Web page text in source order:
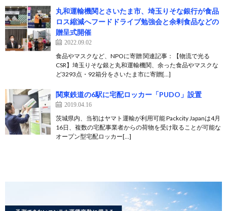
丸和運輸機関とさいたま市、埼玉りそな銀行が食品
ロス縮減へフードドライブ勉強会と余剰食品などの
贈呈式開催
2022.09.02
食品やマスクなど、NPOに寄贈 関連記事：【物流で光る
CSR】埼玉りそな銀と丸和運輸機関、余った食品やマスクな
ど3293点・92箱分をさいたま市に寄贈[…]
関東鉄道の6駅に宅配ロッカー「PUDO」設置
2019.04.16
茨城県内、当初はヤマト運輸が利用可能 Packcity Japanは4月
16日、複数の宅配事業者からの荷物を受け取ることが可能な
オープン型宅配ロッカー[…]